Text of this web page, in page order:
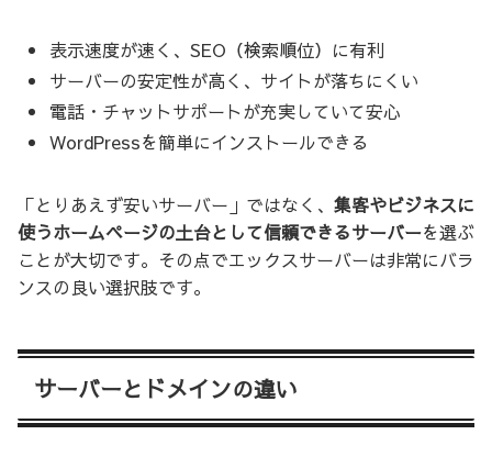
表示速度が速く、SEO（検索順位）に有利
サーバーの安定性が高く、サイトが落ちにくい
電話・チャットサポートが充実していて安心
WordPressを簡単にインストールできる
「とりあえず安いサーバー」ではなく、 集客やビジネスに
使うホームページの土台として信頼できるサーバーを選ぶ
ことが大切です。その点でエックスサーバーは非常にバラ
ンスの良い選択肢です。
サーバーとドメインの違い